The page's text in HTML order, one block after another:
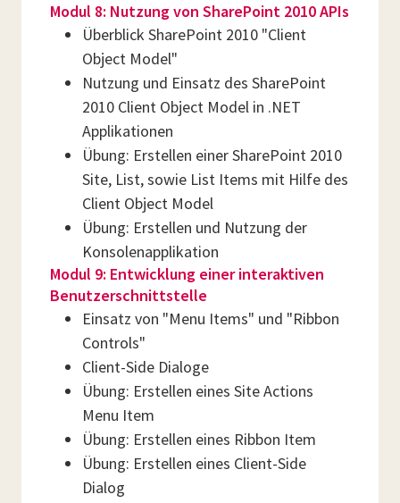
Modul 8: Nutzung von SharePoint 2010 APIs
Überblick SharePoint 2010 "Client
Object Model"
Nutzung und Einsatz des SharePoint
2010 Client Object Model in .NET
Applikationen
Übung: Erstellen einer SharePoint 2010
Site, List, sowie List Items mit Hilfe des
Client Object Model
Übung: Erstellen und Nutzung der
Konsolenapplikation
Modul 9: Entwicklung einer interaktiven
Benutzerschnittstelle
Einsatz von "Menu Items" und "Ribbon
Controls"
Client-Side Dialoge
Übung: Erstellen eines Site Actions
Menu Item
Übung: Erstellen eines Ribbon Item
Übung: Erstellen eines Client-Side
Dialog